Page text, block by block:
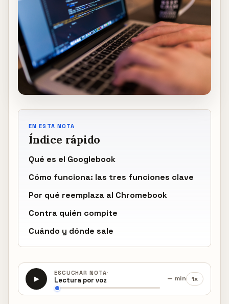
EN ESTA NOTA
Índice rápido
Qué es el Googlebook
Cómo funciona: las tres funciones clave
Por qué reemplaza al Chromebook
Contra quién compite
Cuándo y dónde sale
▶
ESCUCHAR NOTA·
Lectura por voz
— min 1x